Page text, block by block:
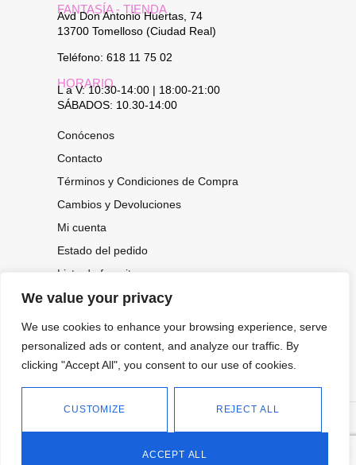
We value your privacy
We use cookies to enhance your browsing experience, serve
personalized ads or content, and analyze our traffic. By
clicking "Accept All", you consent to our use of cookies.
CUSTOMIZE REJECT ALL
ACCEPT ALL
FANTASÍA - TIENDA
Avd Don Antonio Huertas, 74
13700 Tomelloso (Ciudad Real)
Teléfono: 618 11 75 02
HORARIO
L a V: 10:30-14:00 | 18:00-21:00
SÁBADOS: 10.30-14:00
Conócenos
Contacto
Términos y Condiciones de Compra
Cambios y Devoluciones
Mi cuenta
Estado del pedido
Lista de favoritos
CONOCE NUESTRAS NOVEDADES,
OFERTAS...
2026.